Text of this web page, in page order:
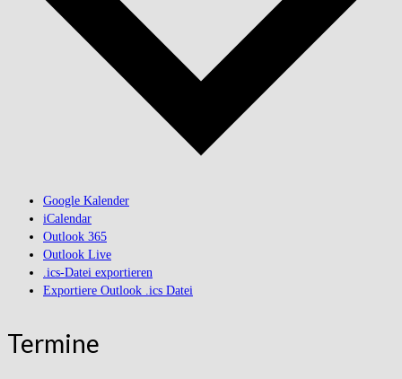
Google Kalender
iCalendar
Outlook 365
Outlook Live
.ics-Datei exportieren
Exportiere Outlook .ics Datei
Termine